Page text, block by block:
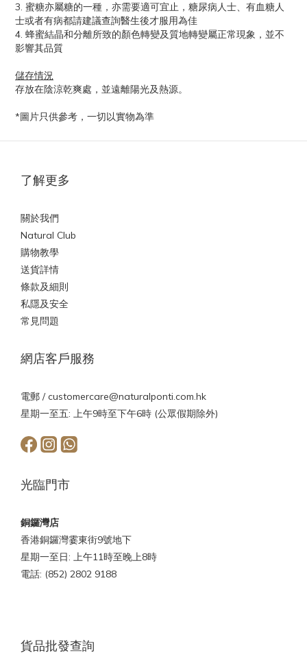
3. 蜜糖亦屬糖的一種，亦需要適可宜止，糖尿病人士、有血糖人
士或者有病都請建議查詢醫生後才服用為佳
4. 蜂蜜結晶和分離所致的顏色轉變及質地轉變屬正常現象，並不
影響其品質
儲存情況
存放在陰涼乾爽處，並遠離陽光及熱源。
*圖片只供參考，一切以實物為準
了解更多
關於我們
Natural Club
購物教學
送貨詳情
條款及細則
私隱及安全
常見問題
網店客戶服務
電郵 /customercare@naturalponti.com.hk
星期一至五: 上午9時至下午6時 (公眾假期除外)
光臨門市
銅鑼灣店
香港銅鑼灣霎東街9號地下
星期一至日: 上午11時至晚上8時
電話: (852) 2802 9188
貨品批發查詢